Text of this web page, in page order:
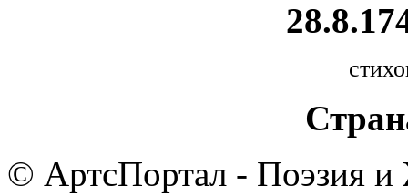
© АртсПортал - Поэзия